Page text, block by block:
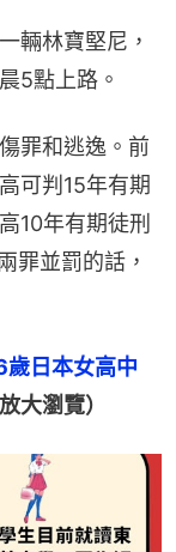
輛林寶堅尼，
5點上路。
罪和逃逸。前
可判15年有期
10年有期徒刑
罪並罰的話，
日本女高中
大瀏覽）